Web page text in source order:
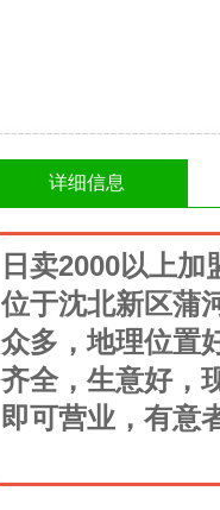
详细信息
日卖2000以上
位于沈北新区蒲
众多，地理位置
齐全，生意好，
即可营业，有意